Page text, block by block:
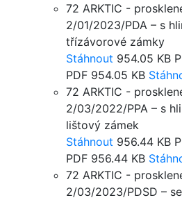
72 ARKTIC -
2/01/2023/PDA – s
třízávorové zámky
Stáhnout 954.05 KB
PDF 954.05 KB
72 ARKTIC -
2/03/2022/PPA – s
lištový zámek
Stáhnout 956.44 KB
PDF 956.44 KB
72 ARKTIC -
2/03/2023/PDSD –